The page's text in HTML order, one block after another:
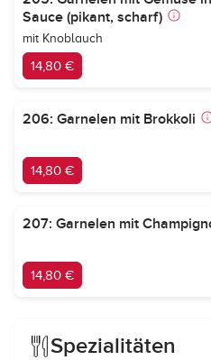
Sauce (pikant, scharf)
mit Knoblauch
14,80 €
206: Garnelen mit Brokkoli
14,80 €
207: Garnelen mit
14,80 €
Spezialitäten